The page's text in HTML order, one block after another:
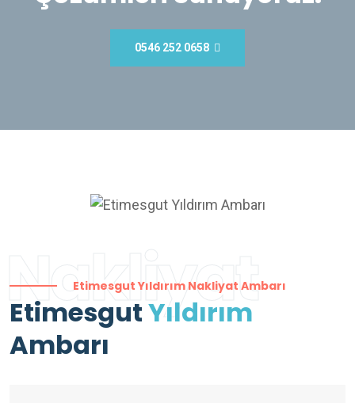
0546 252 0658
Nakliyat
Etimesgut Yıldırım Nakliyat Ambarı
EtimesgutYıldırım
Ambarı